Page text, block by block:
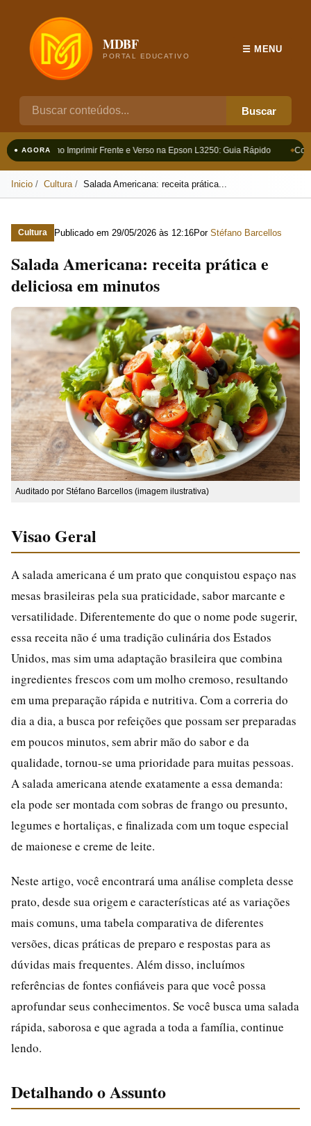
MDBF
PORTAL EDUCATIVO
Buscar
☰ MENU
● AGORAComo Imprimir Frente e Verso na Epson L3250: Guia Rápido
Inicio Cultura Salada Americana: receita prática...
Cultura Publicado em 29/05/2026 às 12:16Por Stéfano Barcellos
Salada Americana: receita prática e
deliciosa em minutos
Auditado por Stéfano Barcellos (imagem ilustrativa)
Visao Geral
A salada americana é um prato que conquistou espaço nas
mesas brasileiras pela sua praticidade, sabor marcante e
versatilidade. Diferentemente do que o nome pode sugerir,
essa receita não é uma tradição culinária dos Estados
Unidos, mas sim uma adaptação brasileira que combina
ingredientes frescos com um molho cremoso, resultando
em uma preparação rápida e nutritiva. Com a correria do
dia a dia, a busca por refeições que possam ser preparadas
em poucos minutos, sem abrir mão do sabor e da
qualidade, tornou-se uma prioridade para muitas pessoas.
A salada americana atende exatamente a essa demanda:
ela pode ser montada com sobras de frango ou presunto,
legumes e hortaliças, e finalizada com um toque especial
de maionese e creme de leite.
Neste artigo, você encontrará uma análise completa desse
prato, desde sua origem e características até as variações
mais comuns, uma tabela comparativa de diferentes
versões, dicas práticas de preparo e respostas para as
dúvidas mais frequentes. Além disso, incluímos
referências de fontes confiáveis para que você possa
aprofundar seus conhecimentos. Se você busca uma salada
rápida, saborosa e que agrada a toda a família, continue
lendo.
Detalhando o Assunto